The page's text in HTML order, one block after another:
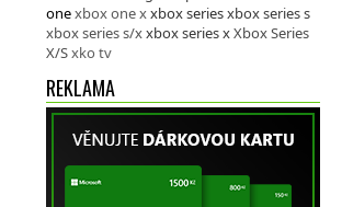
onexbox one xxbox seriesxbox series s
xbox series s/xxbox series xXbox Series
X/Sxko tv
REKLAMA